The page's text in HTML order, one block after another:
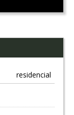
residencial